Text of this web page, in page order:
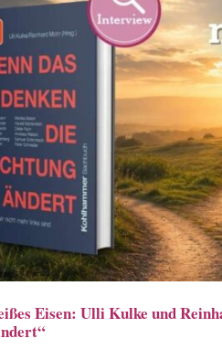
Eisen: Ulli Kulke und